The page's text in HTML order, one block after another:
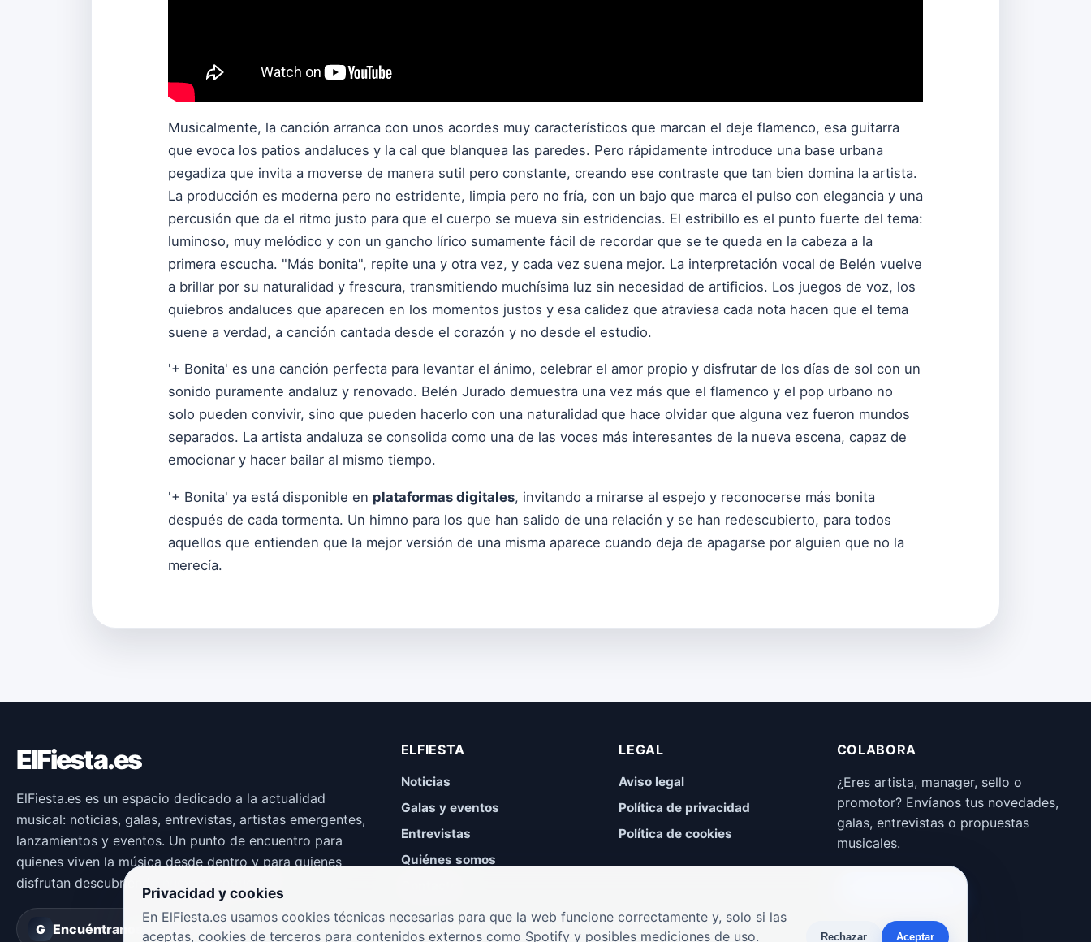
Musicalmente, la canción arranca con unos acordes muy característicos que marcan el deje flamenco, esa guitarra
que evoca los patios andaluces y la cal que blanquea las paredes. Pero rápidamente introduce una base urbana
pegadiza que invita a moverse de manera sutil pero constante, creando ese contraste que tan bien domina la artista.
La producción es moderna pero no estridente, limpia pero no fría, con un bajo que marca el pulso con elegancia y una
percusión que da el ritmo justo para que el cuerpo se mueva sin estridencias. El estribillo es el punto fuerte del tema:
luminoso, muy melódico y con un gancho lírico sumamente fácil de recordar que se te queda en la cabeza a la
primera escucha. "Más bonita", repite una y otra vez, y cada vez suena mejor. La interpretación vocal de Belén vuelve
a brillar por su naturalidad y frescura, transmitiendo muchísima luz sin necesidad de artificios. Los juegos de voz, los
quiebros andaluces que aparecen en los momentos justos y esa calidez que atraviesa cada nota hacen que el tema
suene a verdad, a canción cantada desde el corazón y no desde el estudio.
'+ Bonita' es una canción perfecta para levantar el ánimo, celebrar el amor propio y disfrutar de los días de sol con un
sonido puramente andaluz y renovado. Belén Jurado demuestra una vez más que el flamenco y el pop urbano no
solo pueden convivir, sino que pueden hacerlo con una naturalidad que hace olvidar que alguna vez fueron mundos
separados. La artista andaluza se consolida como una de las voces más interesantes de la nueva escena, capaz de
emocionar y hacer bailar al mismo tiempo.
'+ Bonita' ya está disponible en plataformas digitales, invitando a mirarse al espejo y reconocerse más bonita
después de cada tormenta. Un himno para los que han salido de una relación y se han redescubierto, para todos
aquellos que entienden que la mejor versión de una misma aparece cuando deja de apagarse por alguien que no la
merecía.
ElFiesta.es
ElFiesta.es es un espacio dedicado a la actualidad
musical: noticias, galas, entrevistas, artistas emergentes,
lanzamientos y eventos. Un punto de encuentro para
quienes viven la música desde dentro y para quienes
disfrutan descubriendo nuevas propuestas.
G Encuéntranos en Groover
ELFIESTA
Noticias
Galas y eventos
Entrevistas
Quiénes somos
LEGAL
Aviso legal
Política de privacidad
Política de cookies
COLABORA
¿Eres artista, manager, sello o
promotor? Envíanos tus novedades,
galas, entrevistas o propuestas
musicales.
Privacidad y cookies
En ElFiesta.es usamos cookies técnicas necesarias para que la web funcione correctamente y, solo si las
aceptas, cookies de terceros para contenidos externos como Spotify y posibles mediciones de uso.
Rechazar Aceptar